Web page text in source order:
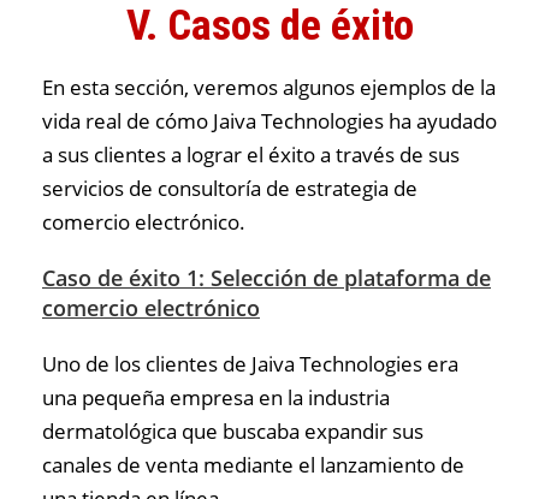
V. Casos de éxito
En esta sección, veremos algunos ejemplos de la
vida real de cómo Jaiva Technologies ha ayudado
a sus clientes a lograr el éxito a través de sus
servicios de consultoría de estrategia de
comercio electrónico.
Caso de éxito 1: Selección de plataforma de
comercio electrónico
Uno de los clientes de Jaiva Technologies era
una pequeña empresa en la industria
dermatológica que buscaba expandir sus
canales de venta mediante el lanzamiento de